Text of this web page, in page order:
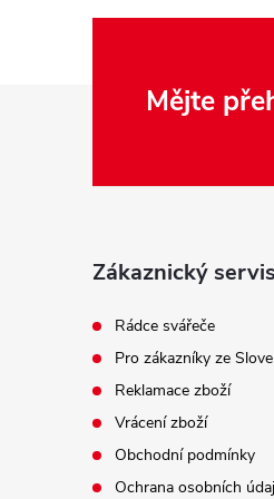
Mějte
Zákaznický servis
Rádce svářeče
Pro zákazníky ze
Reklamace zboží
Vrácení zboží
Obchodní podmínky
Ochrana osobních